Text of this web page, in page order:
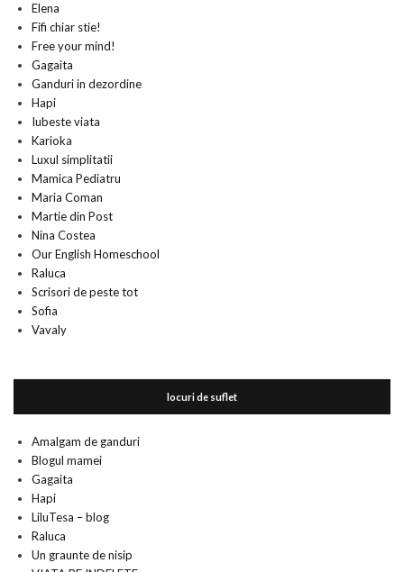
Elena
Fifi chiar stie!
Free your mind!
Gagaita
Ganduri in dezordine
Hapi
Iubeste viata
Karioka
Luxul simplitatii
Mamica Pediatru
Maria Coman
Martie din Post
Nina Costea
Our English Homeschool
Raluca
Scrisori de peste tot
Sofia
Vavaly
locuri de suflet
Amalgam de ganduri
Blogul mamei
Gagaita
Hapi
LiluTesa – blog
Raluca
Un graunte de nisip